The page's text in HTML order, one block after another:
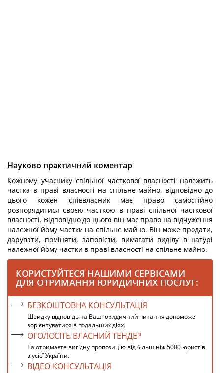
Науково практичний коментар
Кожному учаснику спільної часткової власності належить
частка в праві власності на спільне майно, відповідно до
цього кожен співвласник має право самостійно
розпорядитися своєю часткою в праві спільної часткової
власності. Відповідно до цього він має право на відчуження
належної йому частки на спільне майно. Він може продати,
дарувати, поміняти, заповісти, вимагати виділу в натурі
належної йому частки в праві власності на спільне майно.
КОРИСТУЙТЕСЯ НАШИМИ СЕРВІСАМИ
ДЛЯ ОТРИМАННЯ ЮРИДИЧНИХ ПОСЛУГ:
БЕЗКОШТОВНА КОНСУЛЬТАЦІЯ
Швидку відповідь на Ваш юридичний питання допоможе
зорієнтуватися в подальших діях.
ОГОЛОСІТЬ ВЛАСНИЙ ТЕНДЕР
Та отримаєте вигідну пропозицію від більш ніж 5000 юристів
з усієї України.
ВІДЕО-КОНСУЛЬТАЦІЯ